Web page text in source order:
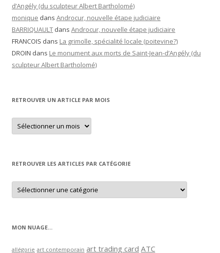
d’Angély (du sculpteur Albert Bartholomé)
monique dans Androcur, nouvelle étape judiciaire
BARRIQUAULT dans Androcur, nouvelle étape judiciaire
FRANCOIS dans La grimolle, spécialité locale (poitevine?)
DROIN dans Le monument aux morts de Saint-Jean-d’Angély (du
sculpteur Albert Bartholomé)
RETROUVER UN ARTICLE PAR MOIS
Retrouver
un
article
RETROUVER LES ARTICLES PAR CATÉGORIE
Retrouver
les
articles
MON NUAGE…
allégorie art contemporain art trading card ATC